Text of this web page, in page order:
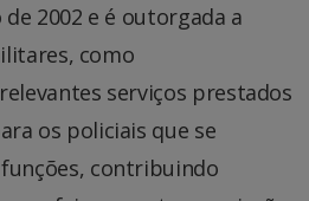
de 2002 e é outorgada a
como
serviços prestados
os policiais que se
contribuindo